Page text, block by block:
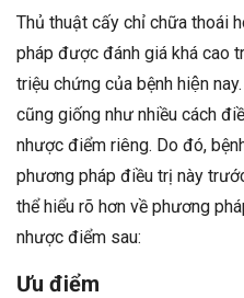
Thủ thuật cấy chỉ chữa thoái
pháp được đánh giá khá cao
triệu chứng của bệnh hiện
cũng giống như nhiều cách
nhược điểm riêng. Do đó,
phương pháp điều trị này
thể hiểu rõ hơn về phương
nhược điểm sau:
Ưu điểm